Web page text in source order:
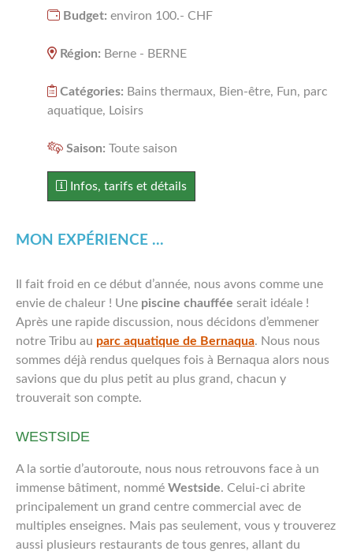
NEUCHÅTEL
VAUD
VALAIS
Budget: environ 100.- CHF
Région: Berne - BERNE
Catégories: Bains thermaux, Bien-être, Fun, parc
aquatique, Loisirs
Saison: Toute saison
Infos, tarifs et détails
MON EXPÉRIENCE ...
Il fait froid en ce début d’année, nous avons comme une
envie de chaleur ! Une piscine chauffée serait idéale !
Après une rapide discussion, nous décidons d’emmener
notre Tribu au parc aquatique de Bernaqua. Nous nous
sommes déjà rendus quelques fois à Bernaqua alors nous
savions que du plus petit au plus grand, chacun y
trouverait son compte.
WESTSIDE
A la sortie d’autoroute, nous nous retrouvons face à un
immense bâtiment, nommé Westside. Celui-ci abrite
principalement un grand centre commercial avec de
multiples enseignes. Mais pas seulement, vous y trouverez
aussi plusieurs restaurants de tous genres, allant du